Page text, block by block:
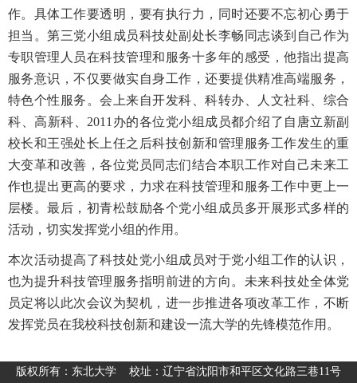
作。具体工作要透明，要有执行力，同时还要不忘初心勇于
担当。第三党小组成员科技处副处长李畅同志谈到自己作为
专职管理人员在科技管理和服务十多年的感受，他指出提高
服务意识，不仅要做实自身工作，还要提供精准高端服务，
特色个性服务。会上来自开发科、科转办、人文社科、综合
科、高新科、2011办的各位党小组成员都介绍了自唐立新副
校长和王强处长上任之后科技创新和管理服务工作发生的重
大变革和改善，各位党员同志们结合本职工作对自己未来工
作也提出更高的要求，力求在科技管理和服务工作中更上一
层楼。最后，初青松鼓励各个党小组成员多开展形式多样的
活动，切实发挥党小组的作用。
本次活动提高了科技处党小组成员对于党小组工作的认识，
也为提升科技管理服务指明前进的方向。未来科技处全体党
员定将以此次会议为契机，进一步推进各项改革工作，不断
发挥党员在我校科技创新和建设一流大学的先锋模范作用。
版权所有：东北大学 校址：辽宁省沈阳市和平区文化路三巷11号